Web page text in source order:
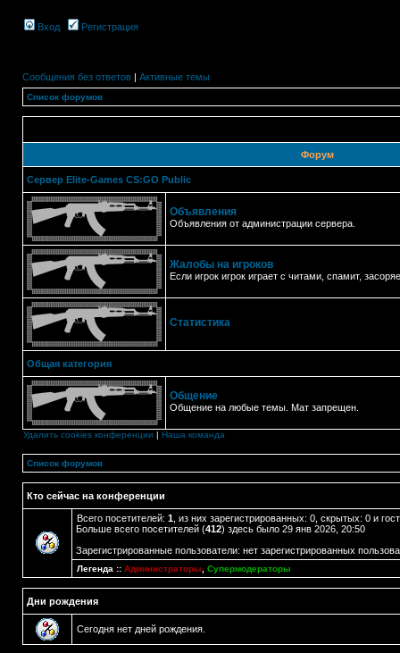
Вход Регистрация
Сообщения без ответов | Активные темы
Список форумов
Форум
Сервер Elite-Games CS:GO Public
Объявления
Объявления от администрации сервера.
Жалобы на игроков
Если игрок игрок играет с читами, спамит,
Статистика
Общая категория
Общение
Общение на любые темы. Мат запрещен.
Удалить cookies конференции | Наша команда
Список форумов
Кто сейчас на конференции
Всего посетителей: 1 , из них зарегистрированных: 0, скрытых: 0 и
Больше всего посетителей (412) здесь было 29 янв 2026, 20:50
Зарегистрированные пользователи: нет зарегистрированных
Легенда :: Администраторы Супермодераторы
Дни рождения
Сегодня нет дней рождения.